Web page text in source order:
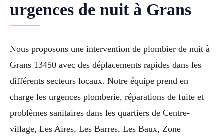
urgences de nuit à Grans
Nous proposons une intervention de plombier de nuit à
Grans 13450 avec des déplacements rapides dans les
différents secteurs locaux. Notre équipe prend en
charge les urgences plomberie, réparations de fuite et
problèmes sanitaires dans les quartiers de Centre-
village, Les Aires, Les Barres, Les Baux, Zone